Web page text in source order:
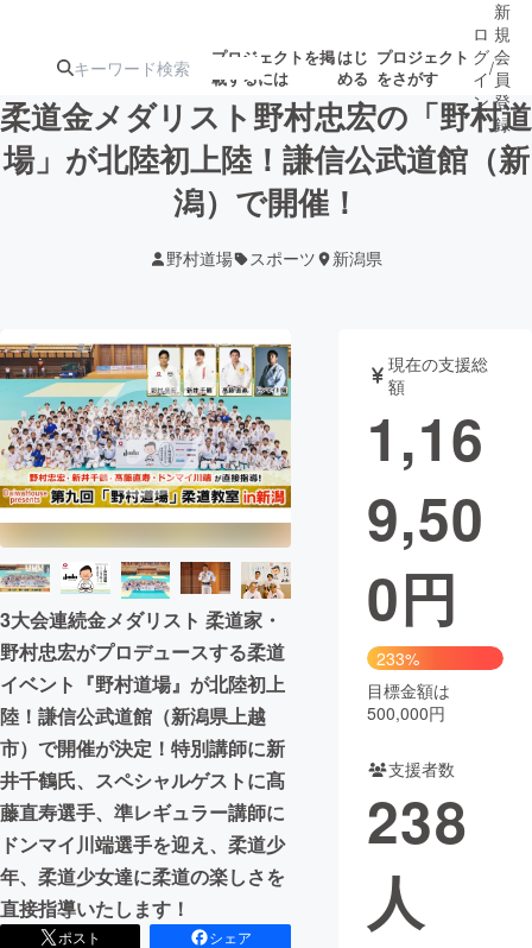
プロジェクトを掲
載するには
はじ
める
プロジェクト
をさがす
注目の新着プロ
ジェクト
募集終了が近いプ
テクノロジー・ガジェット
映像・映画 書籍・雑誌
ビジネス・起業 チャレンジ
まちづくり・地域活性化
CAMPFIRE for Social Good
CAMPFIRE Creation
CAMPFIREふるさと納税machi-ya コミュニティ
ロ
グ
イ
ン
/
新
規
会
員
登
録
柔道金メダリスト野村忠宏の「野村道
場」が北陸初上陸！謙信公武道館（新
潟）で開催！
野村道場 スポーツ 新潟県
3大会連続金メダリスト 柔道家・
野村忠宏がプロデュースする柔道
イベント『野村道場』が北陸初上
陸！謙信公武道館（新潟県上越
市）で開催が決定！特別講師に新
井千鶴氏、スペシャルゲストに髙
藤直寿選手、準レギュラー講師に
ドンマイ川端選手を迎え、柔道少
年、柔道少女達に柔道の楽しさを
直接指導いたします！
ポスト
シェア
現在の支援総
額
1,16
9,50
0円
233%
目標金額は
500,000円
支援者数
238
人